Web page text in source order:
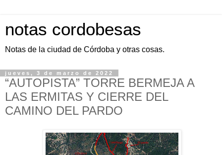
notas cordobesas
Notas de la ciudad de Córdoba y otras cosas.
jueves, 3 de marzo de 2022
“AUTOPISTA” TORRE BERMEJA A
LAS ERMITAS Y CIERRE DEL
CAMINO DEL PARDO